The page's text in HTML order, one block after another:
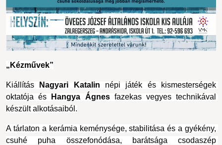
„Kézművek”
Kiállítás Nagyari Katalin
népi játék és kismesterségek
oktatója és
Hangya Ágnes fazekas vegyes technikával
készült alkotásaiból.
A tárlaton a kerámia keménysége, stabilitása és a gyékény,
csuhé puha összefonódása, barátsága csodaszép